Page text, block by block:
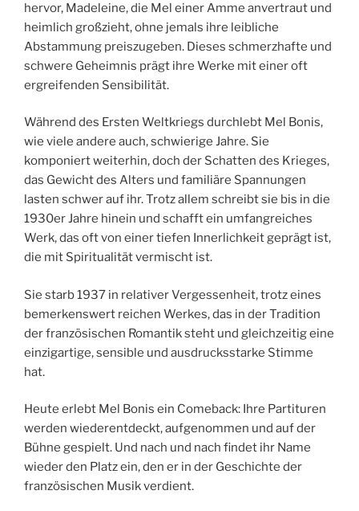
hervor, Madeleine, die Mel einer Amme anvertraut und
heimlich großzieht, ohne jemals ihre leibliche
Abstammung preiszugeben. Dieses schmerzhafte und
schwere Geheimnis prägt ihre Werke mit einer oft
ergreifenden Sensibilität.
Während des Ersten Weltkriegs durchlebt Mel Bonis,
wie viele andere auch, schwierige Jahre. Sie
komponiert weiterhin, doch der Schatten des Krieges,
das Gewicht des Alters und familiäre Spannungen
lasten schwer auf ihr. Trotz allem schreibt sie bis in die
1930er Jahre hinein und schafft ein umfangreiches
Werk, das oft von einer tiefen Innerlichkeit geprägt ist,
die mit Spiritualität vermischt ist.
Sie starb 1937 in relativer Vergessenheit, trotz eines
bemerkenswert reichen Werkes, das in der Tradition
der französischen Romantik steht und gleichzeitig eine
einzigartige, sensible und ausdrucksstarke Stimme
hat.
Heute erlebt Mel Bonis ein Comeback: Ihre Partituren
werden wiederentdeckt, aufgenommen und auf der
Bühne gespielt. Und nach und nach findet ihr Name
wieder den Platz ein, den er in der Geschichte der
französischen Musik verdient.